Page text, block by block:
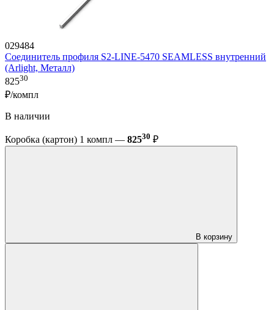
029484
Соединитель профиля S2-LINE-5470 SEAMLESS внутренний
(Arlight, Металл)
82530
₽/компл
В наличии
Коробка (картон) 1 компл — 82530 ₽
В корзину